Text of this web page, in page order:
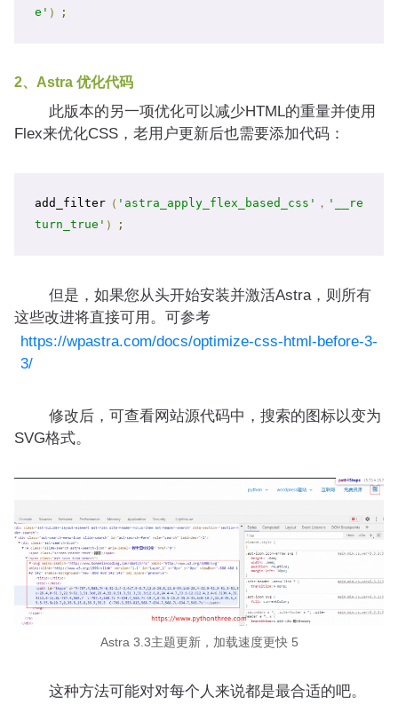
e' ）;
2、Astra 优化代码
此版本的另一项优化可以减少HTML的重量并使用
Flex来优化CSS，老用户更新后也需要添加代码：
add_filter（ 'astra_apply_flex_based_css' ， '__re
turn_true' ）;
但是，如果您从头开始安装并激活Astra，则所有
这些改进将直接可用。可参考
https://wpastra.com/docs/optimize-css-html-before-3-
3/
修改后，可查看网站源代码中，搜索的图标以变为
SVG格式。
Astra 3.3主题更新，加载速度更快 5
这种方法可能对对每个人来说都是最合适的吧。